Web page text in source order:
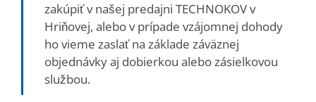
zakúpiť v našej predajni TECHNOKOV v
Hriňovej, alebo v prípade vzájomnej dohody
ho vieme zaslať na základe záväznej
objednávky aj dobierkou alebo zásielkovou
službou.